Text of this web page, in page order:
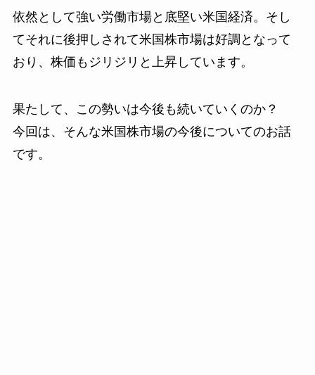
依然として強い労働市場と底堅い米国経済。そし
てそれに後押しされて米国株市場は好調となって
おり、株価もジリジリと上昇しています。
果たして、この勢いは今後も続いていくのか？
今回は、そんな米国株市場の今後についてのお話
です。